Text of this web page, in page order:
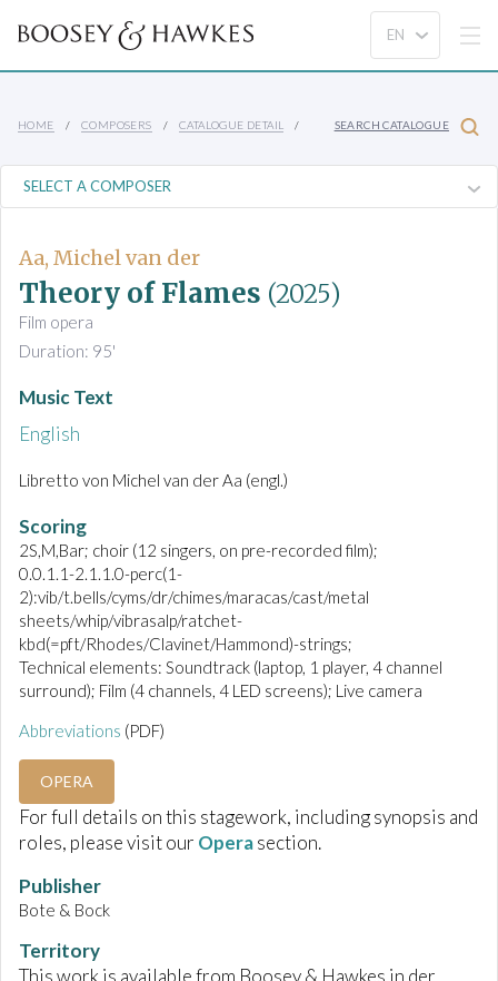
HOME COMPOSERS CATALOGUE DETAIL SEARCH CATALOGUE
Aa, Michel van der
Theory of Flames (2025)
Film opera
Duration: 95'
Music Text
English
Libretto von Michel van der Aa (engl.)
Scoring
2S,M,Bar; choir (12 singers, on pre-recorded film);
0.0.1.1-2.1.1.0-perc(1-
2):vib/t.bells/cyms/dr/chimes/maracas/cast/metal
sheets/whip/vibrasalp/ratchet-
kbd(=pft/Rhodes/Clavinet/Hammond)-strings;
Technical elements: Soundtrack (laptop, 1 player, 4 channel
surround); Film (4 channels, 4 LED screens); Live camera
Abbreviations (PDF)
OPERA
For full details on this stagework, including synopsis and
roles, please visit our Operasection.
Publisher
Bote & Bock
Territory